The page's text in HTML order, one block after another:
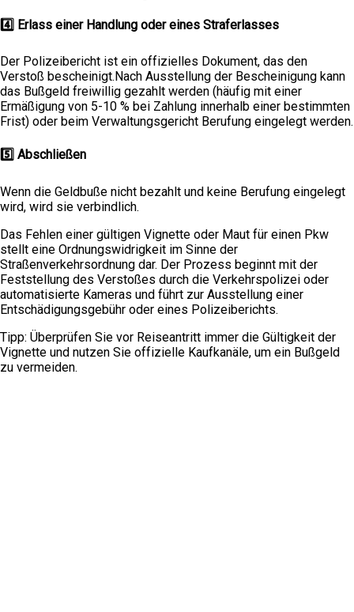
4️⃣ Erlass einer Handlung oder eines Straferlasses
Der Polizeibericht ist ein offizielles Dokument, das den
Verstoß bescheinigt.Nach Ausstellung der Bescheinigung kann
das Bußgeld freiwillig gezahlt werden (häufig mit einer
Ermäßigung von 5-10 % bei Zahlung innerhalb einer bestimmten
Frist) oder beim Verwaltungsgericht Berufung eingelegt werden.
5️⃣ Abschließen
Wenn die Geldbuße nicht bezahlt und keine Berufung eingelegt
wird, wird sie verbindlich.
Das Fehlen einer gültigen Vignette oder Maut für einen Pkw
stellt eine Ordnungswidrigkeit im Sinne der
Straßenverkehrsordnung dar. Der Prozess beginnt mit der
Feststellung des Verstoßes durch die Verkehrspolizei oder
automatisierte Kameras und führt zur Ausstellung einer
Entschädigungsgebühr oder eines Polizeiberichts.
Tipp: Überprüfen Sie vor Reiseantritt immer die Gültigkeit der
Vignette und nutzen Sie offizielle Kaufkanäle, um ein Bußgeld
zu vermeiden.